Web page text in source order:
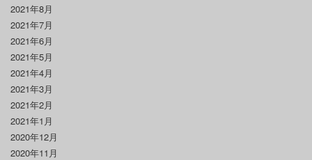
2021年8月
2021年7月
2021年6月
2021年5月
2021年4月
2021年3月
2021年2月
2021年1月
2020年12月
2020年11月